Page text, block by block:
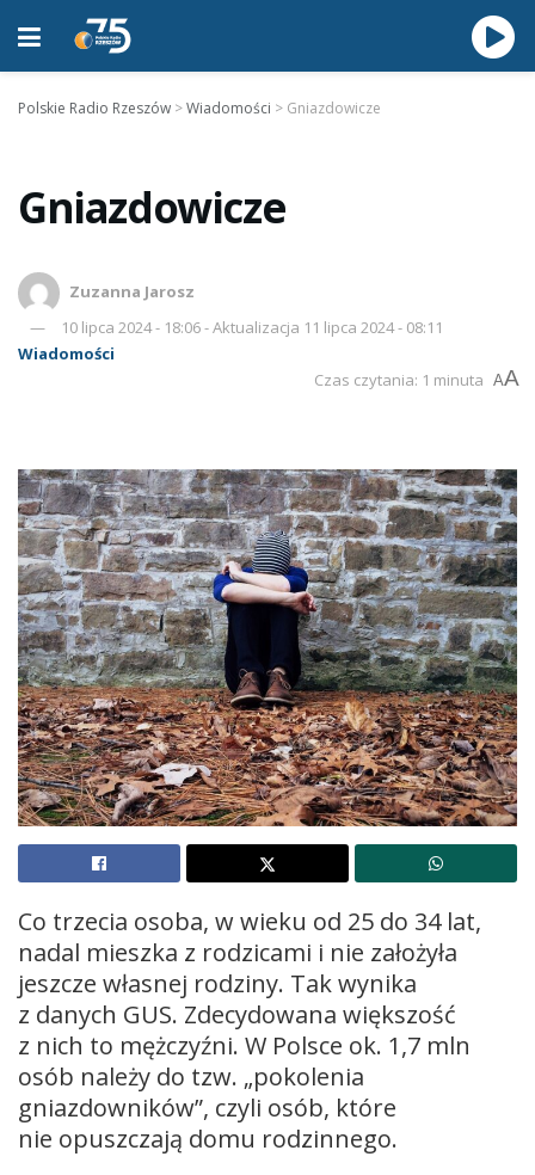
Polskie Radio Rzeszów >Wiadomości > Gniazdowicze
Gniazdowicze
Zuzanna Jarosz
10 lipca 2024 - 18:06 - Aktualizacja 11 lipca 2024 - 08:11
Wiadomości
Czas czytania: 1 minuta AA
Co trzecia osoba, w wieku od 25 do 34 lat,
nadal mieszka z rodzicami i nie założyła
jeszcze własnej rodziny. Tak wynika
z danych GUS. Zdecydowana większość
z nich to mężczyźni. W Polsce ok. 1,7 mln
osób należy do tzw. „pokolenia
gniazdowników”, czyli osób, które
nie opuszczają domu rodzinnego.